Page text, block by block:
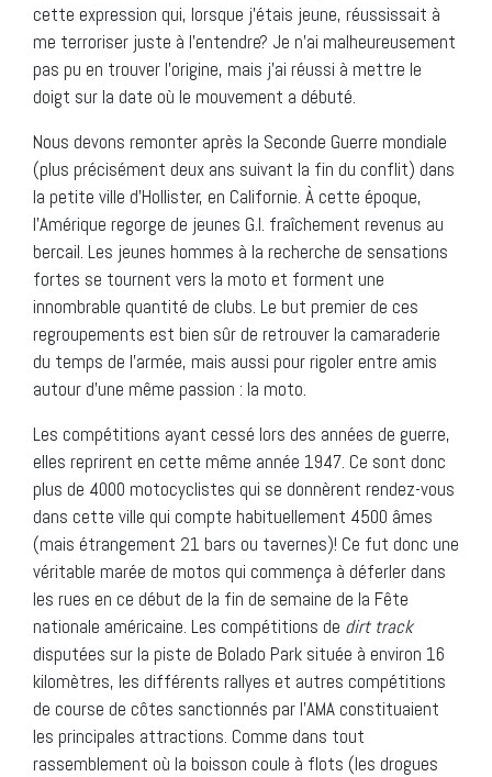
cette expression qui, lorsque j’étais jeune, réussissait à
me terroriser juste à l’entendre? Je n’ai malheureusement
pas pu en trouver l’origine, mais j’ai réussi à mettre le
doigt sur la date où le mouvement a débuté.
Nous devons remonter après la Seconde Guerre mondiale
(plus précisément deux ans suivant la fin du conflit) dans
la petite ville d’Hollister, en Californie. À cette époque,
l’Amérique regorge de jeunes G.I. fraîchement revenus au
bercail. Les jeunes hommes à la recherche de sensations
fortes se tournent vers la moto et forment une
innombrable quantité de clubs. Le but premier de ces
regroupements est bien sûr de retrouver la camaraderie
du temps de l’armée, mais aussi pour rigoler entre amis
autour d’une même passion : la moto.
Les compétitions ayant cessé lors des années de guerre,
elles reprirent en cette même année 1947. Ce sont donc
plus de 4000 motocyclistes qui se donnèrent rendez-vous
dans cette ville qui compte habituellement 4500 âmes
(mais étrangement 21 bars ou tavernes)! Ce fut donc une
véritable marée de motos qui commença à déferler dans
les rues en ce début de la fin de semaine de la Fête
nationale américaine. Les compétitions de dirt track
disputées sur la piste de Bolado Park située à environ 16
kilomètres, les différents rallyes et autres compétitions
de course de côtes sanctionnés par l’AMA constituaient
les principales attractions. Comme dans tout
rassemblement où la boisson coule à flots (les drogues